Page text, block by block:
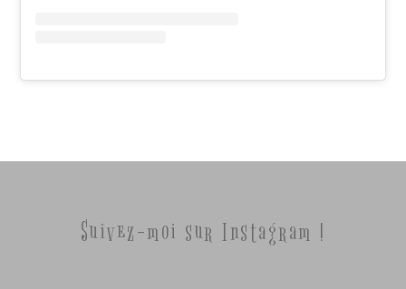
Suivez-moi sur Instagram !